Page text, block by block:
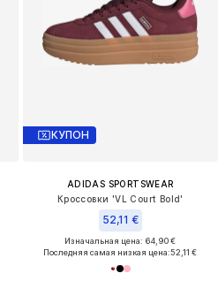
КУПОН
ADIDAS SPORTSWEAR
Кроссовки 'VL Court Bold'
52,11 €
Изначальная цена: 64,90 €
Последняя самая низкая цена:52,11 €